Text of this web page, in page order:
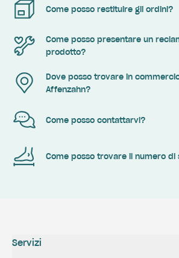
Come posso restituire gli ordini?
Come posso presentare un
prodotto?
Dove posso trovare in
Affenzahn?
Come posso contattarvi?
Come posso trovare il numero di
Servizi